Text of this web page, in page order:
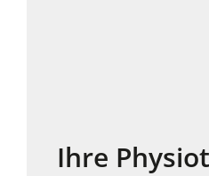
Ihre